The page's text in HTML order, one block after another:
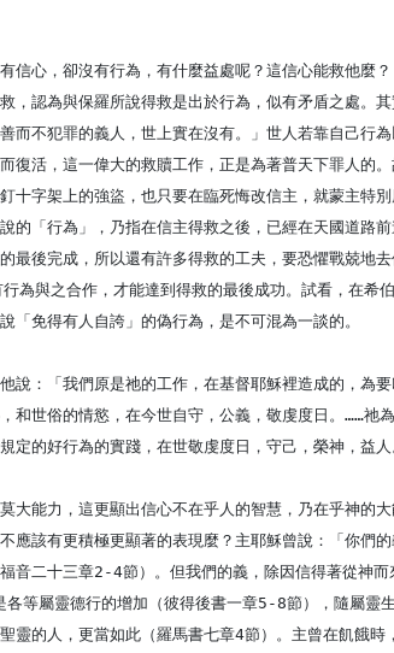
信心，卻沒有行為，有什麼益處呢？這信心能救他
，認為與保羅所說得救是出於行為，似有矛盾之處。
而不犯罪的義人，世上實在沒有。」世人若靠自己行
復活，這一偉大的救贖工作，正是為著普天下罪人的
十字架上的強盜，也只要在臨死悔改信主，就蒙主特
的「行為」，乃指在信主得救之後，已經在天國道路
最後完成，所以還有許多得救的工夫，要恐懼戰兢地
為與之合作，才能達到得救的最後成功。試看，在
「免得有人自誇」的偽行為，是不可混為一談的。
說：「我們原是祂的工作，在基督耶穌裡造成的，為
和世俗的情慾，在今世自守，公義，敬虔度日。……
定的好行為的實踐，在世敬虔度日，守己，榮神，益人
大能力，這更顯出信心不在乎人的智慧，乃在乎神的
應該有更積極更顯著的表現麼？主耶穌曾說：「你們
音二十三章2-4節）。但我們的義，除因信得著從神
等屬靈德行的增加（彼得後書一章5-8節），隨屬靈
靈的人，更當如此（羅馬書七章4節）。主曾在飢餓